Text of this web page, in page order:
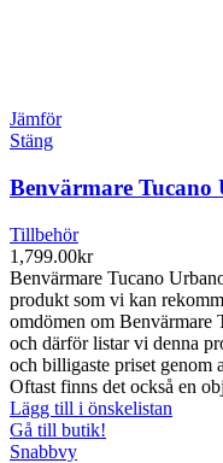
Jämför
Stäng
Benvärmare
Tillbehör
1,799.00kr
Benvärmare Tucano
produkt som vi kan
omdömen om Benvärmare
och därför listar vi denna
och billigaste priset genom
Oftast finns det också en
Lägg till i önskelistan
Gå till butik!
Snabbvy